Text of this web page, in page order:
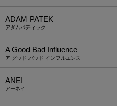
ADAM PATEK
アダムパティック
A Good Bad Influence
ア グッド バッド インフルエンス
ANEI
アーネイ